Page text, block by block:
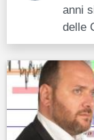
anni
delle